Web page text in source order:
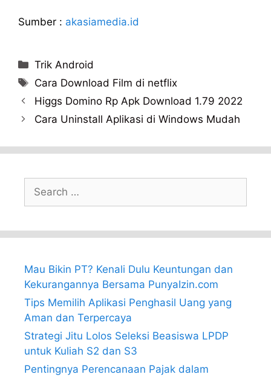
Sumber : akasiamedia.id
Categories
Trik Android
Tags
Cara Download Film di netflix
Higgs Domino Rp Apk Download 1.79 2022
Cara Uninstall Aplikasi di Windows Mudah
for:
Mau Bikin PT? Kenali Dulu Keuntungan dan
Kekurangannya Bersama PunyaIzin.com
Tips Memilih Aplikasi Penghasil Uang yang
Aman dan Terpercaya
Strategi Jitu Lolos Seleksi Beasiswa LPDP
untuk Kuliah S2 dan S3
Pentingnya Perencanaan Pajak dalam